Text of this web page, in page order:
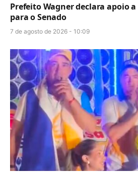
Prefeito Wagner declara apoio
para o Senado
7 de agosto de 2026 - 10:09